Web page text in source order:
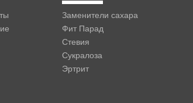
Заменители сахара
Фит Парад
Стевия
Сукралоза
Эртрит